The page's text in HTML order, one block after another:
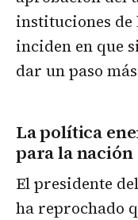
instituciones de
inciden en que
dar un paso
La política
para la nación
El presidente
ha reprochado